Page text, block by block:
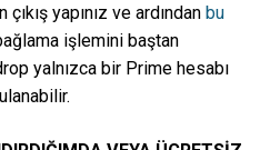
yapınız ve ardından bu
işlemini baştan
yalnızca bir Prime hesabı